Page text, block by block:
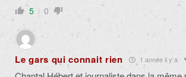
5 0
Le gars qui connait rien 1 année il y a